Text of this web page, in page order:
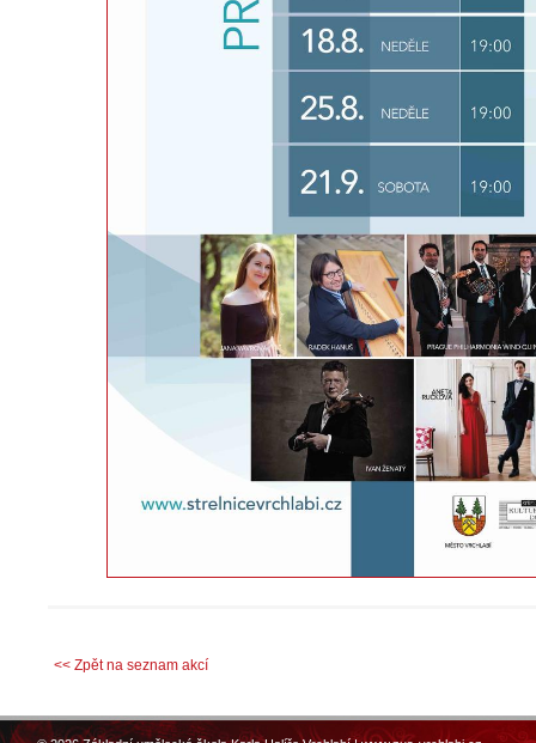
<< Zpět na seznam akcí